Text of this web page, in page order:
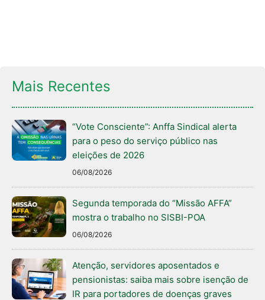
Mais Recentes
“Vote Consciente”: Anffa Sindical alerta
para o peso do serviço público nas
eleições de 2026
06/08/2026
Segunda temporada do “Missão AFFA”
mostra o trabalho no SISBI-POA
06/08/2026
Atenção, servidores aposentados e
pensionistas: saiba mais sobre isenção de
IR para portadores de doenças graves